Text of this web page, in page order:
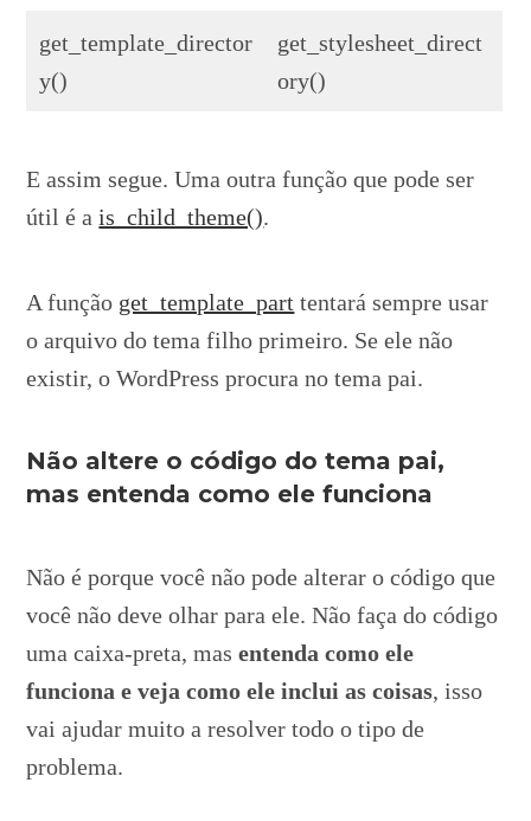
get_template_director
y()
get_stylesheet_direct
ory()
E assim segue. Uma outra função que pode ser
útil é ais_child_theme().
A função get_template_part tentará sempre usar
o arquivo do tema filho primeiro. Se ele não
existir, o WordPress procura no tema pai.
Não altere o código do tema pai,
mas entenda como ele funciona
Não é porque você não pode alterar o código que
você não deve olhar para ele. Não faça do código
uma caixa-preta, masentenda como ele
funciona e veja como ele inclui as coisas, isso
vai ajudar muito a resolver todo o tipo de
problema.